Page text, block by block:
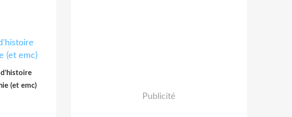
(et emc)
Publicité